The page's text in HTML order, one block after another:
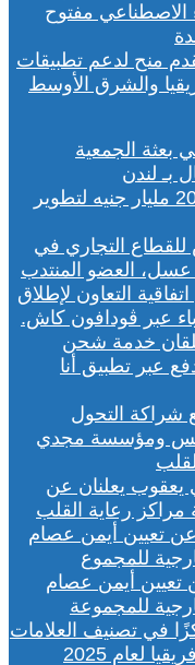
تقدم منح لدعم تطبيقات
والشرق الأوسط
ڤودافون مصر تعلن ضخ 20 مليار جنيه لتطوير
خدمة شحن
عبر تطبيق أنا
يعلنان عن
مراكز رعاية القلب
تعيين أيمن عصام
للمجموعة